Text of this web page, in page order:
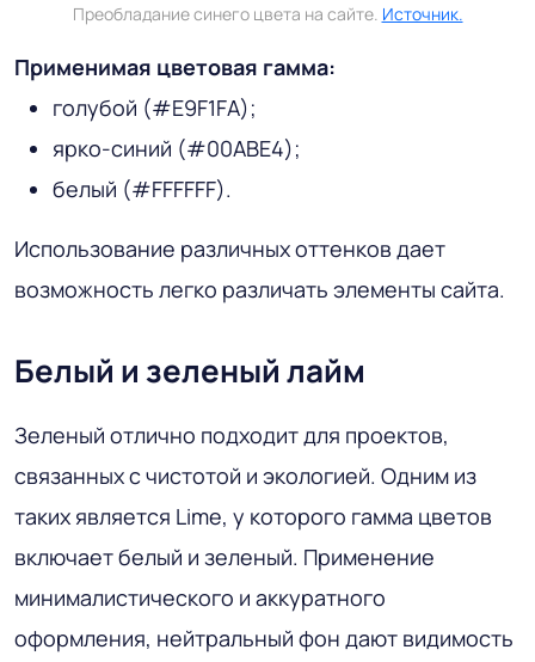
Преобладание синего цвета на сайте. Источник.
Применимая цветовая гамма:
голубой (#E9F1FA);
ярко-синий (#00ABE4);
белый (#FFFFFF).
Использование различных оттенков дает
возможность легко различать элементы сайта.
Белый и зеленый лайм
Зеленый отлично подходит для проектов,
связанных с чистотой и экологией. Одним из
таких является Lime, у которого гамма цветов
включает белый и зеленый. Применение
минималистического и аккуратного
оформления, нейтральный фон дают видимость